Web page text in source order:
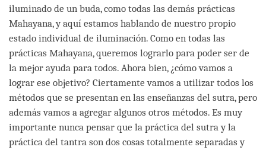
iluminado de un buda, como todas las demás prácticas
Mahayana, y aquí estamos hablando de nuestro propio
estado individual de iluminación. Como en todas las
prácticas Mahayana, queremos lograrlo para poder ser de
la mejor ayuda para todos. Ahora bien, ¿cómo vamos a
lograr ese objetivo? Ciertamente vamos a utilizar todos los
métodos que se presentan en las enseñanzas del sutra, pero
además vamos a agregar algunos otros métodos. Es muy
importante nunca pensar que la práctica del sutra y la
práctica del tantra son dos cosas totalmente separadas y